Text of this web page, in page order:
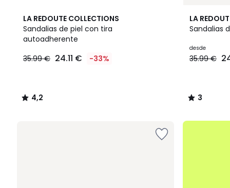
LA REDOUTE COLLECTIONS
Sandalias de piel con tira
autoadherente
€
35.99
35.99 € 24.11 € -33%
4,2
/ 5
4,2
/
LA
Sandalias
desde
35.99 €
3
/
2
Colores
3
/
.